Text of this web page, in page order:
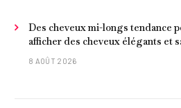
Des cheveux mi-longs tendance
afficher des cheveux élégants et
8 AOÛT 2026